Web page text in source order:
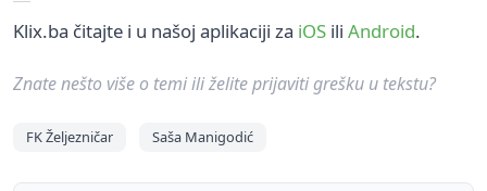
Klix.ba čitajte i u našoj aplikaciji za iOS ili Android.
Znate nešto više o temi ili želite prijaviti grešku u tekstu?
FK Željezničar Saša Manigodić